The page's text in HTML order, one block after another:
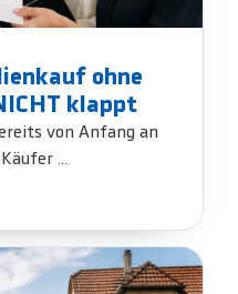
ohne
klappt
von Anfang an
...